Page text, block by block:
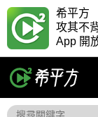
希平方
攻其不
App 開